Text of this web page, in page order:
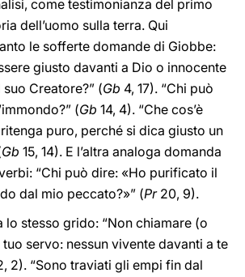
come testimonianza del primo
dell’uomo sulla terra. Qui
le sofferte domande di Giobbe:
giusto davanti a Dio o innocente
Creatore?” (Gb 4, 17). “Chi può
(Gb 14, 4). “Che cos’è
puro, perché si dica giusto un
Gb 15, 14). E l’altra analoga domanda
“Chi può dire: «Ho purificato il
dal mio peccato?»” (Pr20, 9).
lo stesso grido: “Non chiamare (o
servo: nessun vivente davanti a te
2). “Sono traviati gli empi fin dal